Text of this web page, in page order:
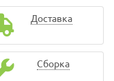
Доставка
Сборка